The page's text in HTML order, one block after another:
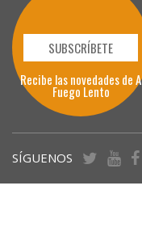
SUBSCRÍBETE
Recibe las novedades de A
Fuego Lento
SÍGUENOS